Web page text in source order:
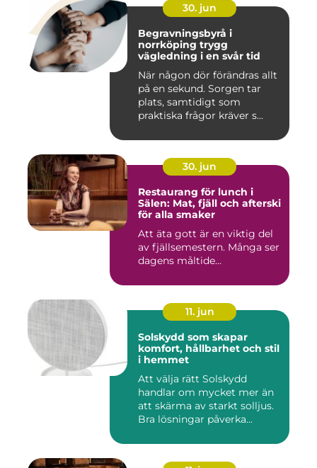
30. jun
Begravningsbyrå i
norrköping trygg
vägledning i en svår tid
När någon dör förändras allt
på en sekund. Sorgen tar
plats, samtidigt som
praktiska frågor kräver s...
30. jun
Restaurang för lunch i
Sälen: Mat, fjäll och afterski
för alla smaker
Att äta gott är en viktig del
av fjällsemestern. Många ser
dagens måltide...
11. jun
Solskydd som skapar
komfort, hållbarhet och stil
i hemmet
Att välja rätt Solskydd
handlar om mycket mer än
att skärma av starkt solljus.
Bra lösningar påverka...